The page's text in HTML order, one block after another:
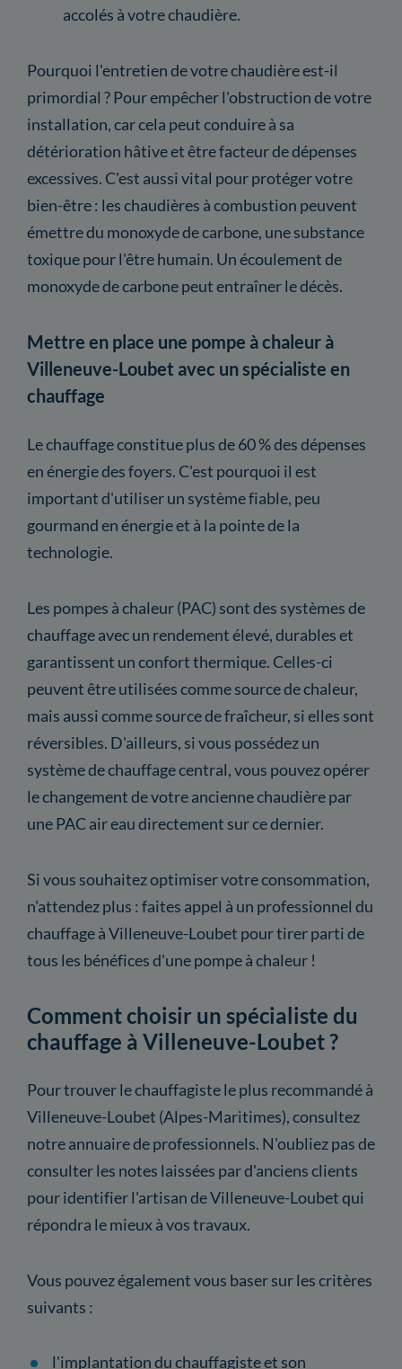
accolés à votre chaudière.
Pourquoi l'entretien de votre chaudière est-il
primordial ? Pour empêcher l'obstruction de votre
installation, car cela peut conduire à sa
détérioration hâtive et être facteur de dépenses
excessives. C'est aussi vital pour protéger votre
bien-être : les chaudières à combustion peuvent
émettre du monoxyde de carbone, une substance
toxique pour l'être humain. Un écoulement de
monoxyde de carbone peut entraîner le décès.
Mettre en place une pompe à chaleur à
Villeneuve-Loubet avec un spécialiste en
chauffage
Le chauffage constitue plus de 60 % des dépenses
en énergie des foyers. C'est pourquoi il est
important d'utiliser un système fiable, peu
gourmand en énergie et à la pointe de la
technologie.
Les pompes à chaleur (PAC) sont des systèmes de
chauffage avec un rendement élevé, durables et
garantissent un confort thermique. Celles-ci
peuvent être utilisées comme source de chaleur,
mais aussi comme source de fraîcheur, si elles sont
réversibles. D'ailleurs, si vous possédez un
système de chauffage central, vous pouvez opérer
le changement de votre ancienne chaudière par
une PAC air eau directement sur ce dernier.
Si vous souhaitez optimiser votre consommation,
n'attendez plus : faites appel à un professionnel du
chauffage à Villeneuve-Loubet pour tirer parti de
tous les bénéfices d'une pompe à chaleur !
Comment choisir un spécialiste du
chauffage à Villeneuve-Loubet ?
Pour trouver le chauffagiste le plus recommandé à
Villeneuve-Loubet (Alpes-Maritimes), consultez
notre annuaire de professionnels. N'oubliez pas de
consulter les notes laissées par d'anciens clients
pour identifier l'artisan de Villeneuve-Loubet qui
répondra le mieux à vos travaux.
Vous pouvez également vous baser sur les critères
suivants :
l'implantation du chauffagiste et son